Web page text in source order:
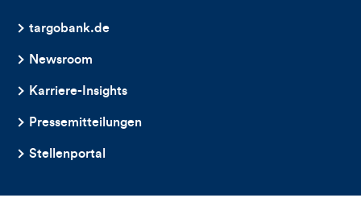
targobank.de
Newsroom
Karriere-Insights
Pressemitteilungen
Stellenportal